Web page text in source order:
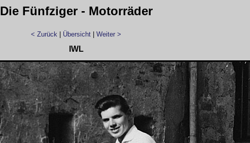
Die Fünfziger - Motorräder
< Zurück Übersicht Weiter >
IWL